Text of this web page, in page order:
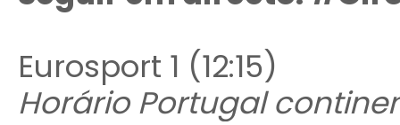
Eurosport 1 (12:15)
Horário Portugal